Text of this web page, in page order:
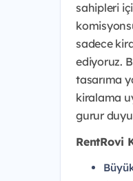
sahipleri
sadece
ediyoruz.
tasarıma
kiralama
gurur
RentRovi